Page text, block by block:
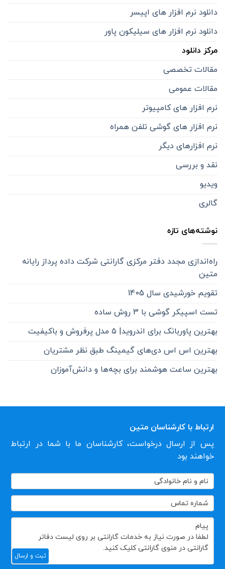
دانلود نرم افزار های اپیسر
دانلود نرم افزار های سیلیکون پاور
مرکز دانلود
مقالات تخصصی
مقالات عمومی
نرم افزار های کامپیوتر
نرم افزار های گوشی تلفن همراه
نرم افزارهای دیگر
نقد و بررسی
ویدیو
گالری
نوشته‌های تازه
راه‌اندازی مجدد دفتر مرکزی گارانتی شرکت داده پرداز رایانه
متین
تقویم خورشیدی سال 1405
تست اسپیکر گوشی با 3 روش ساده
بهترین پاوربانک برای اندروید| ۵ مدل پرفروش و باکیفیت
بهترین اس اس دی‌های گیمینگ طبق نظر مشتریان
بهترین ساعت هوشمند برای بچه‌ها و دانش‌آموزان
ارتباط با کارشناسان متین
پس از ارسال درخواست، کارشناسان ما با شما در ارتباط
خواهند بود
تماس
با
ثبت و ارسال